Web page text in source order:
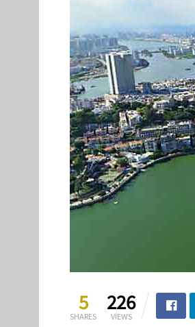
5
SHARES
226
VIEWS